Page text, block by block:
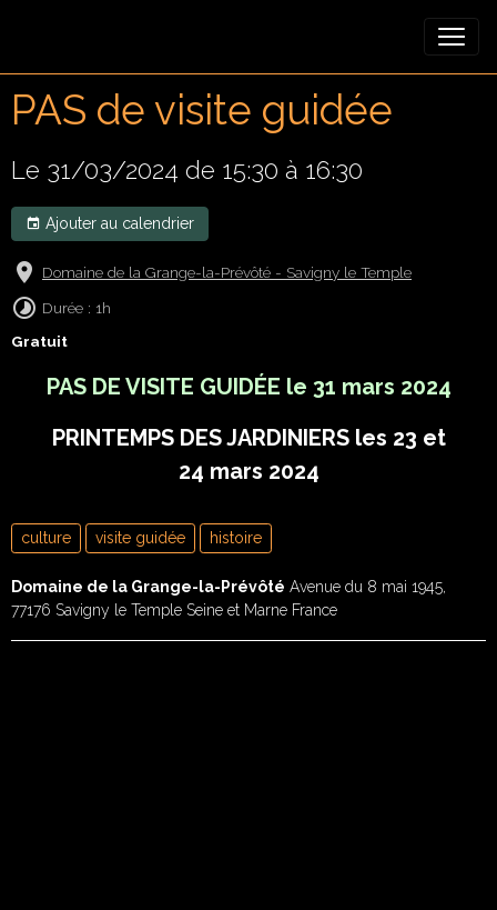
PAS de visite guidée
Le 31/03/2024 de 15:30 à 16:30
Ajouter au calendrier
Domaine de la Grange-la-Prévôté - Savigny le Temple
Durée : 1h
Gratuit
PAS DE VISITE GUIDÉE le 31 mars 2024
PRINTEMPS DES JARDINIERS les 23 et
24 mars 2024
culture visite guidée histoire
Domaine de la Grange-la-Prévôté Avenue du 8 mai 1945,
77176 Savigny le Temple Seine et Marne France